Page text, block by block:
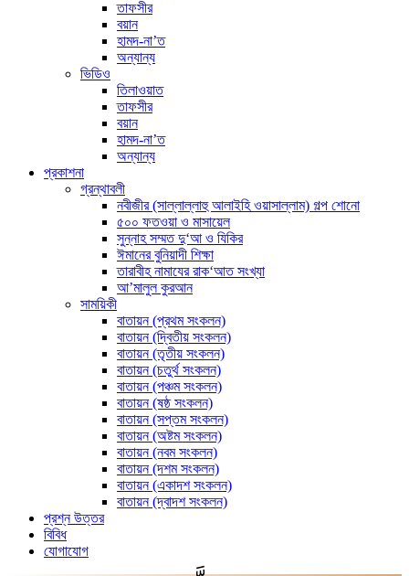
তাফসীর
বয়ান
হামদ-না’ত
অন্যান্য
ভিডিও
তিলাওয়াত
তাফসীর
বয়ান
হামদ-না’ত
অন্যান্য
প্রকাশনা
গ্রন্থাবলী
নবীজীর (সাল্লাল্লাহু আলাইহি ওয়াসাল্লাম) গল্প শোনো
৫০০ ফতওয়া ও মাসায়েল
সুন্নাহ সম্মত দু‘আ ও যিকির
ঈমানের বুনিয়াদী শিক্ষা
তারাবীহ নামাযের রাক‘আত সংখ্যা
আ’মালুল কুরআন
সাময়িকী
বাতায়ন (প্রথম সংকলন)
বাতায়ন (দ্বিতীয় সংকলন)
বাতায়ন (তৃতীয় সংকলন)
বাতায়ন (চতুর্থ সংকলন)
বাতায়ন (পঞ্চম সংকলন)
বাতায়ন (ষষ্ঠ সংকলন)
বাতায়ন (সপ্তম সংকলন)
বাতায়ন (অষ্টম সংকলন)
বাতায়ন (নবম সংকলন)
বাতায়ন (দশম সংকলন)
বাতায়ন (একাদশ সংকলন)
বাতায়ন (দ্বাদশ সংকলন)
প্রশ্ন উত্তর
বিবিধ
যোগাযোগ